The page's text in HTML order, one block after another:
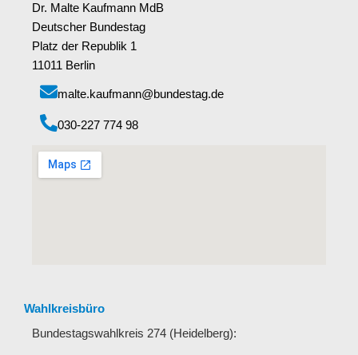
Dr. Malte Kaufmann MdB
Deutscher Bundestag
Platz der Republik 1
11011 Berlin
malte.kaufmann@bundestag.de
‭030-227 774 98‬
Wahlkreisbüro
Bundestagswahlkreis 274 (Heidelberg):